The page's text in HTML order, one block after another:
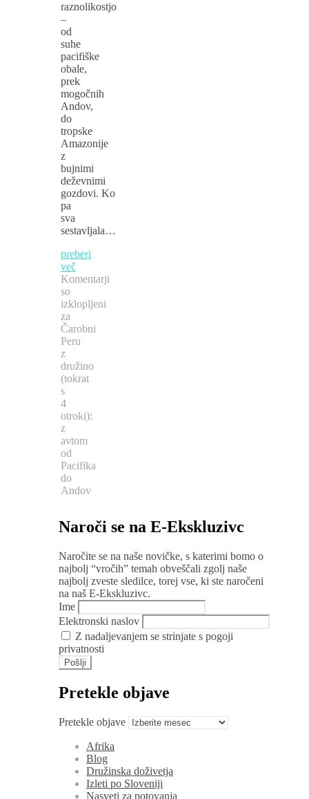
raznolikostjo
–
od
suhe
pacifiške
obale,
prek
mogočnih
Andov,
do
tropske
Amazonije
z
bujnimi
deževnimi
gozdovi. Ko
pa
sva
sestavljala…
preberi
več
Komentarji
so
izklopljeni
za
Čarobni
Peru
z
družino
(tokrat
s
4
otroki):
z
avtom
od
Pacifika
do
Andov
Naroči se na E-Ekskluzivc
Naročite se na naše novičke, s katerimi bomo o
najbolj “vročih” temah obveščali zgolj naše
najbolj zveste sledilce, torej vse, ki ste naročeni
na naš E-Ekskluzivc.
Ime
Elektronski naslov
Z nadaljevanjem se strinjate s pogoji
privatnosti
Pretekle objave
Pretekle objave
Afrika
Blog
Družinska doživetja
Izleti po Sloveniji
Nasveti za potovanja